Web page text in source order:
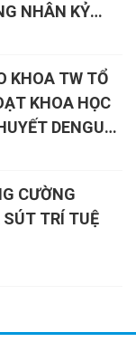
NHÂN KỶ
THƯƠNG
KHOA TW TỔ
KHOA HỌC
DENGUE
VẮC-XIN
CƯỜNG
TRÍ TUỆ